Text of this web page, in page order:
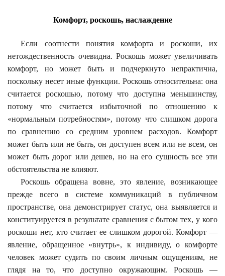
Комфорт, роскошь, наслаждение
Если соотнести понятия комфорта и роскоши, их
нетождественность очевидна. Роскошь может увеличивать
комфорт, но может быть и подчеркнуто непрактична,
поскольку несет иные функции. Роскошь относительна: она
считается роскошью, потому что доступна меньшинству,
потому что считается избыточной по отношению к
«нормальным потребностям», потому что слишком дорога
по сравнению со средним уровнем расходов. Комфорт
может быть или не быть, он доступен всем или не всем, он
может быть дорог или дешев, но на его сущность все эти
обстоятельства не влияют.
Роскошь обращена вовне, это явление, возникающее
прежде всего в системе коммуникаций в публичном
пространстве, она демонстрирует статус, она выявляется и
конституируется в результате сравнения с бытом тех, у кого
роскоши нет, кто считает ее слишком дорогой. Комфорт —
явление, обращенное «внутрь», к индивиду, о комфорте
человек может судить по своим личным ощущениям, не
глядя на то, что доступно окружающим. Роскошь —